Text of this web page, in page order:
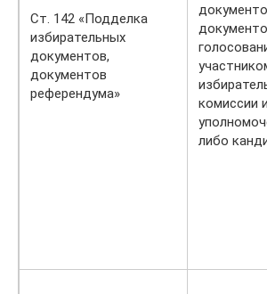
Ст. 142 «Подделка
избирательных
документов,
документов
референдума»
комиссии
либо